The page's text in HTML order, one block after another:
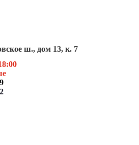
ш., дом 13, к. 7